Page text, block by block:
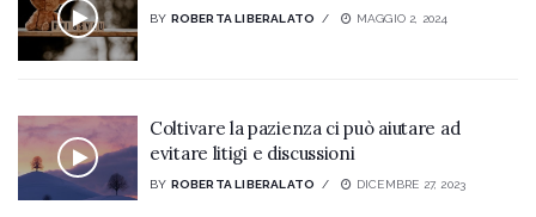
BY ROBERTA LIBERALATO MAGGIO 2, 2024
Coltivare la pazienza ci può aiutare ad
evitare litigi e discussioni
BY ROBERTA LIBERALATO DICEMBRE 27, 2023